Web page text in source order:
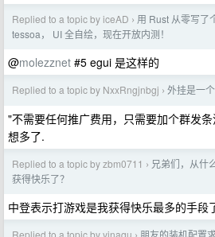
Replied to a topic by iceAD › 用 Rust 从零写了
tessoa， UI 全自绘，现在开放内测！
@molezznet #5 egui 是这样的
Replied to a topic by NxxRngjnbgj › 外挂是一
"不需要任何推广费用，只需要加个群发
想多了.
Replied to a topic by zbm0711 › 兄弟们，从什
获得快乐了？
中登表示打游戏是我获得快乐最多的手段
Replied to a topic by yinaqu 朋友的装机配置